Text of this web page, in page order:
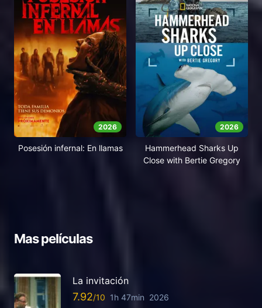
2026
Posesión infernal: En llamas
2026
Hammerhead Sharks Up
Close with Bertie Gregory
Mas películas
La invitación
7.92 1h 47min 2026